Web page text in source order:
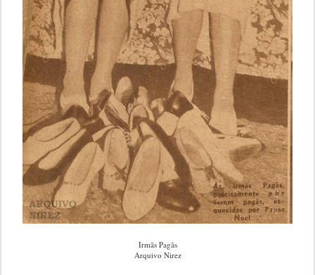
Irmãs Pagãs
Arquivo Nirez